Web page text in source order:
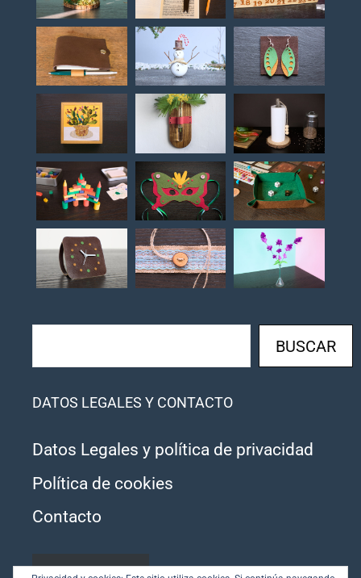
BUSCAR
DATOS LEGALES Y CONTACTO
Datos Legales y política de privacidad
Política de cookies
Contacto
SUSCRIBIRSE